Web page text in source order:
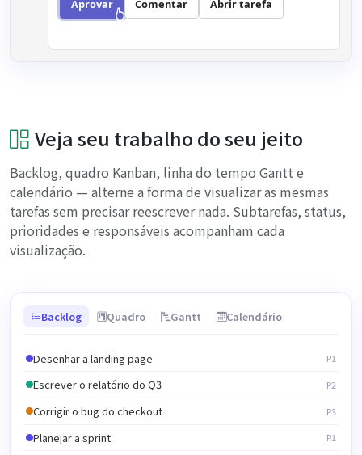
Aprovar Comentar Abrir tarefa
Veja seu trabalho do seu jeito
Backlog, quadro Kanban, linha do tempo Gantt e
calendário — alterne a forma de visualizar as mesmas
tarefas sem precisar reescrever nada. Subtarefas, status,
prioridades e responsáveis acompanham cada
visualização.
Backlog Quadro Gantt Calendário
A FAZER